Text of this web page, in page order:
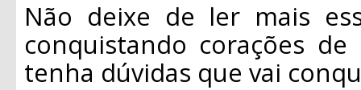
Não deixe de ler mais
conquistando corações
tenha dúvidas que vai